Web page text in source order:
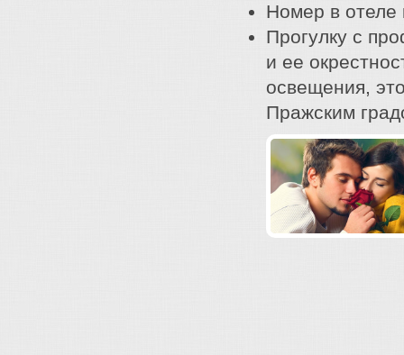
Номер в отеле
Прогулку с
и ее
освещения,
Пражским